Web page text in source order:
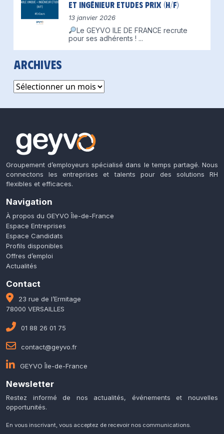
et Ingénieur Etudes Prix (H/F)
13 janvier 2026
Le GEYVO ILE DE FRANCE recrute
pour ses adhérents ! ...
Archives
Archives
Groupement d’employeurs spécialisé dans le temps partagé. Nous
connectons les entreprises et talents pour des solutions RH
flexibles et efficaces.
Navigation
À propos du GEYVO Île-de-France
Espace Entreprises
Espace Candidats
Profils disponibles
Offres d’emploi
Actualités
Contact
23 rue de l’Ermitage
78000 VERSAILLES
01 88 26 01 75
contact@geyvo.fr
GEYVO Île-de-France
Newsletter
Restez informé de nos actualités, événements et nouvelles
opportunités.
En vous inscrivant, vous acceptez de recevoir nos communications.